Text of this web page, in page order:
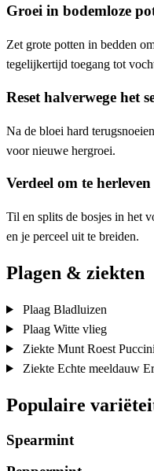
Groei in bodemloze
Zet grote potten in bedden
tegelijkertijd toegang tot
Reset halverwege het
Na de bloei hard
voor nieuwe hergroei.
Verdeel om te herleven
Til en splits de bosjes in het
en je perceel uit te breiden.
Plagen & ziekten
Plaag Bladluizen
Plaag Witte vlieg
Ziekte Munt Roest
Ziekte Echte meeldauw
Populaire
Spearmint